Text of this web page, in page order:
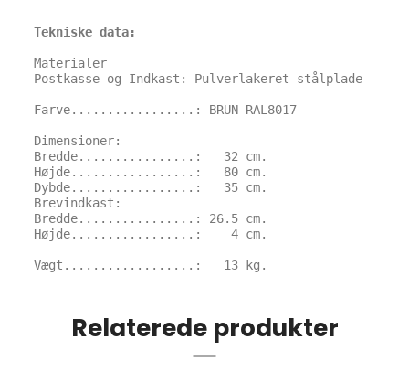
Tekniske data:
Materialer
Postkasse og Indkast: Pulverlakeret stålplade
Farve.................: BRUN RAL8017
Dimensioner:
Bredde................:   32 cm.
Højde.................:   80 cm.
Dybde.................:   35 cm.
Brevindkast:
Bredde................: 26.5 cm.
Højde.................:    4 cm.
Vægt..................:   13 kg.
Relaterede produkter